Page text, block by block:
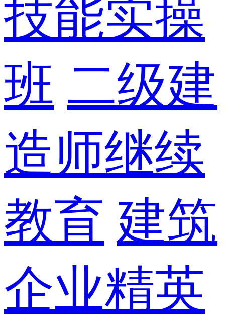
技能实操
班 二级建
造师继续
教育 建筑
企业精英